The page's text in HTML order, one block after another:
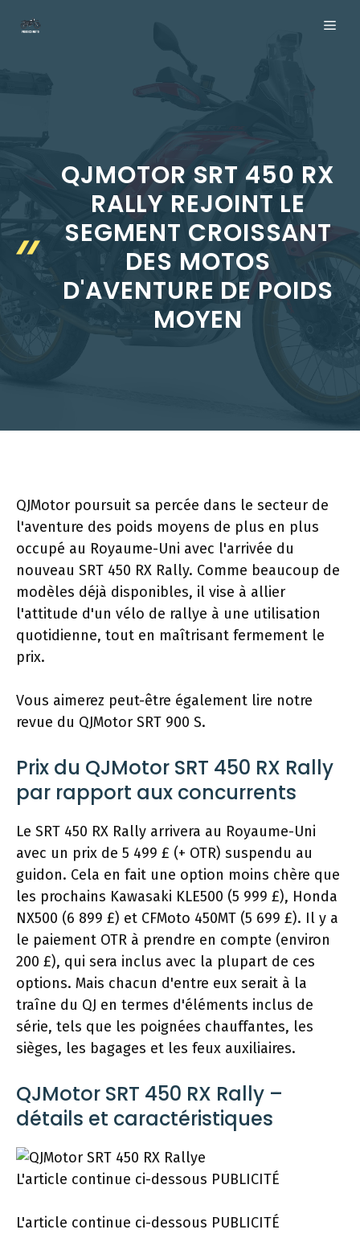
QJMOTOR SRT 450 RX
RALLY REJOINT LE
SEGMENT CROISSANT
DES MOTOS
D'AVENTURE DE POIDS
MOYEN
QJMotor poursuit sa percée dans le secteur de
l'aventure des poids moyens de plus en plus
occupé au Royaume-Uni avec l'arrivée du
nouveau SRT 450 RX Rally. Comme beaucoup de
modèles déjà disponibles, il vise à allier
l'attitude d'un vélo de rallye à une utilisation
quotidienne, tout en maîtrisant fermement le
prix.
Vous aimerez peut-être également lire notre
revue du QJMotor SRT 900 S.
Prix ​​​​du QJMotor SRT 450 RX Rally
par rapport aux concurrents
Le SRT 450 RX Rally arrivera au Royaume-Uni
avec un prix de 5 499 £ (+ OTR) suspendu au
guidon. Cela en fait une option moins chère que
les prochains Kawasaki KLE500 (5 999 £), Honda
NX500 (6 899 £) et CFMoto 450MT (5 699 £). Il y a
le paiement OTR à prendre en compte (environ
200 £), qui sera inclus avec la plupart de ces
options. Mais chacun d'entre eux serait à la
traîne du QJ en termes d'éléments inclus de
série, tels que les poignées chauffantes, les
sièges, les bagages et les feux auxiliaires.
QJMotor SRT 450 RX Rally –
détails et caractéristiques
L'article continue ci-dessous PUBLICITÉ
L'article continue ci-dessous PUBLICITÉ